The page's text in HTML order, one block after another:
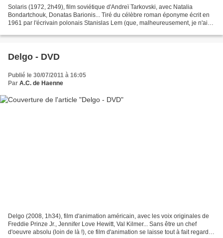
Solaris (1972, 2h49), film soviétique d'Andreï Tarkovski, avec Natalia
Bondartchouk, Donatas Barionis... Tiré du célèbre roman éponyme écrit en
1961 par l'écrivain polonais Stanislas Lem (que, malheureusement, je n'ai
Delgo - DVD
Publié le 30/07/2011 à 16:05
Par A.C. de Haenne
Delgo (2008, 1h34), film d'animation américain, avec les voix originales de
Freddie Prinze Jr., Jennifer Love Hewitt, Val Kilmer... Sans être un chef
d'oeuvre absolu (loin de là !), ce film d'animation se laisse tout à fait regarder.